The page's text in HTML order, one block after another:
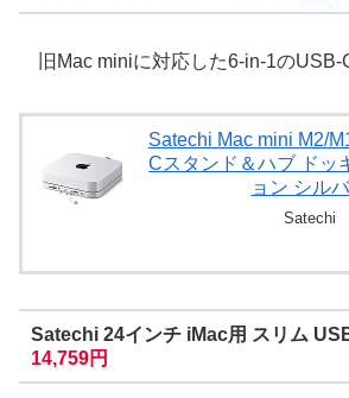
旧Mac miniに対応した6-in-1のUSB-
Satechi Mac mini M2/
Cスタンド＆ハブ ドッ
ョン シル
Satechi
Satechi 24インチ iMac用 スリム
14,759円